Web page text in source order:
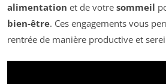
alimentation et de votre sommeil
bien-être. Ces engagements vous
rentrée de manière productive et